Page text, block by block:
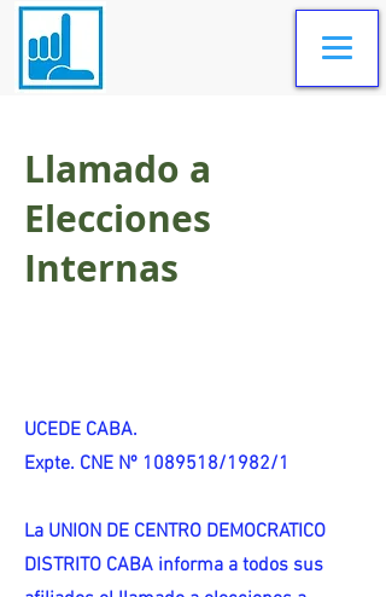
Llamado a
Elecciones
Internas
UCEDE CABA.
Expte. CNE Nº 1089518/1982/1
La UNION DE CENTRO DEMOCRATICO
DISTRITO CABA informa a todos sus